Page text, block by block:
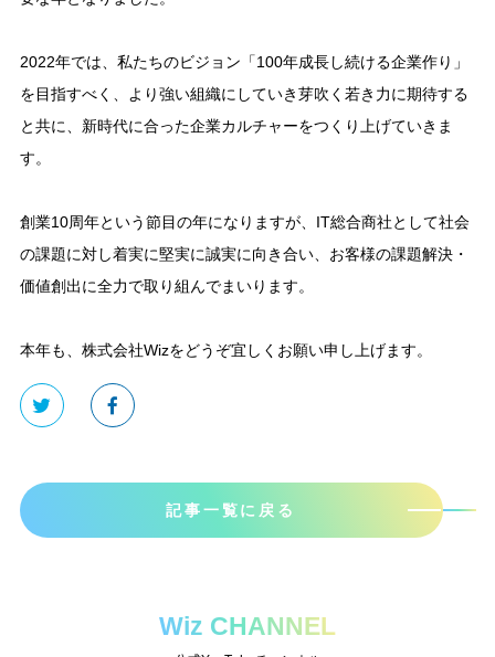
2022年では、私たちのビジョン「100年成長し続ける企業作り」
を目指すべく、より強い組織にしていき芽吹く若き力に期待する
と共に、新時代に合った企業カルチャーをつくり上げていきま
す。
創業10周年という節目の年になりますが、IT総合商社として社会
の課題に対し着実に堅実に誠実に向き合い、お客様の課題解決・
価値創出に全力で取り組んでまいります。
本年も、株式会社Wizをどうぞ宜しくお願い申し上げます。
記事一覧に戻る
Wiz CHANNEL